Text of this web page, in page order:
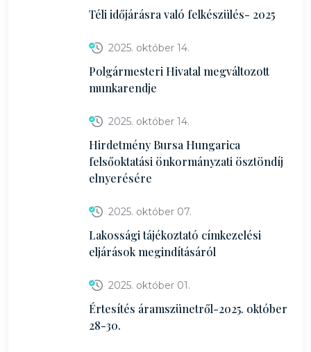
Téli időjárásra való felkészülés- 2025
2025. október 14.
Polgármesteri Hivatal megváltozott
munkarendje
2025. október 14.
Hirdetmény Bursa Hungarica
felsőoktatási önkormányzati ösztöndíj
elnyerésére
2025. október 07.
Lakossági tájékoztató címkezelési
eljárások megindításáról
2025. október 01.
Értesítés áramszünetről-2025. október
28-30.